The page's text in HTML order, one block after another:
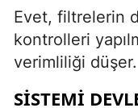
Evet, filtrelerin
kontrolleri
verimliliği düşer.
SISTEMI